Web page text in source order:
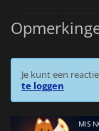
Je kunt een
te loggen